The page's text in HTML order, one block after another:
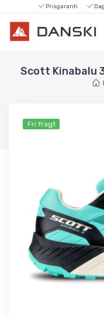
Prisgaranti
Scott Kinabalu
Fri fragt